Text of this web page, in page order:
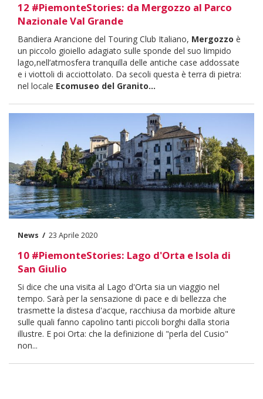
12 #PiemonteStories: da Mergozzo al Parco
Nazionale Val Grande
Body
Bandiera Arancione del Touring Club Italiano, Mergozzo è
un piccolo gioiello adagiato sulle sponde del suo limpido
lago,nell’atmosfera tranquilla delle antiche case addossate
e i viottoli di acciottolato. Da secoli questa è terra di pietra:
nel locale Ecomuseo del Granito...
News
23 Aprile 2020
10 #PiemonteStories: Lago d'Orta e Isola di
San Giulio
Body
Si dice che una visita al Lago d'Orta sia un viaggio nel
tempo. Sarà per la sensazione di pace e di bellezza che
trasmette la distesa d'acque, racchiusa da morbide alture
sulle quali fanno capolino tanti piccoli borghi dalla storia
illustre. E poi Orta: che la definizione di "perla del Cusio"
non...